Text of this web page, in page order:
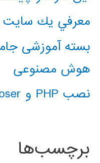
معرفي يك سايت
بسته آموزشی
هوش مصنوعی
نصب PHP و composer در ویندوز 10
برچسب‌ها